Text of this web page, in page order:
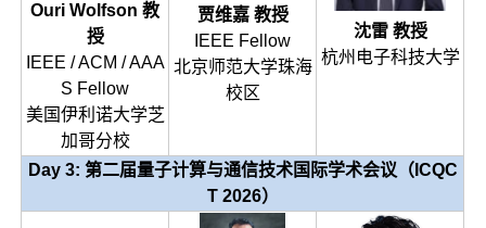
Ouri Wolfson 教
授
IEEE / ACM / AAA
S Fellow
美国伊利诺大学芝
加哥分校
贾维嘉 教授
IEEE Fellow
北京师范大学珠海
校区
沈雷 教授
杭州电子科技大学
Day 3: 第二届量子计算与通信技术国际学术会议（ICQC
T 2026）